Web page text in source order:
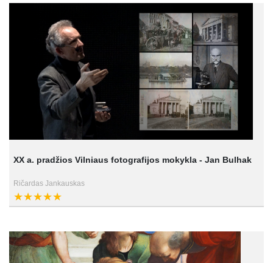
XX a. pradžios Vilniaus fotografijos mokykla - Jan Bulhak
Ričardas Jankauskas